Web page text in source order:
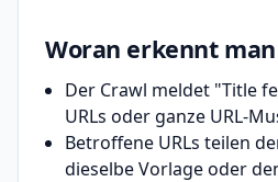
Woran erkennt
Der Crawl meldet "Title
URLs oder ganze URL-
Betroffene URLs teilen
dieselbe Vorlage oder